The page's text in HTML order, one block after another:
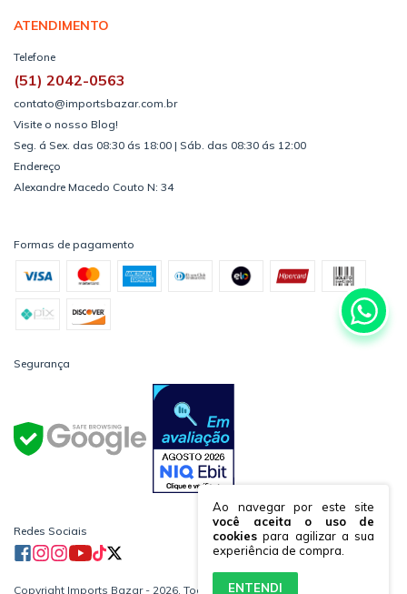
Ao navegar por este site
você aceita o uso de
cookies para agilizar a sua
experiência de compra.
ENTENDI
ATENDIMENTO
Telefone
(51) 2042-0563
contato@importsbazar.com.br
Visite o nosso Blog!
Seg. á Sex. das 08:30 ás 18:00 | Sáb. das 08:30 ás 12:00
Endereço
Alexandre Macedo Couto N: 34
Formas de pagamento
Segurança
Redes Sociais
Copyright Imports Bazar - 2026. Todos os direitos reservados.